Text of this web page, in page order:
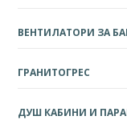
ВЕНТИЛАТОРИ ЗА
ГРАНИТОГРЕС
ДУШ КАБИНИ И